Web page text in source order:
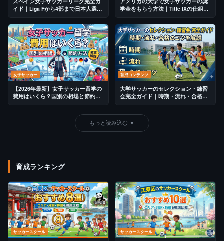
イド｜Liga Fから4部まで日本人選手
学金をもらう方法｜Title IXの仕組み
女子サッカー
【2026年最新】女子サッカー留学の
費用はいくら？国別の相場と節約方
育成コンテンツ
大学サッカーのセレクション・練習
会完全ガイド｜時期・流れ・合格の
もっと読み込む ▼
育成ランキング
サッカースクール サッカースクール